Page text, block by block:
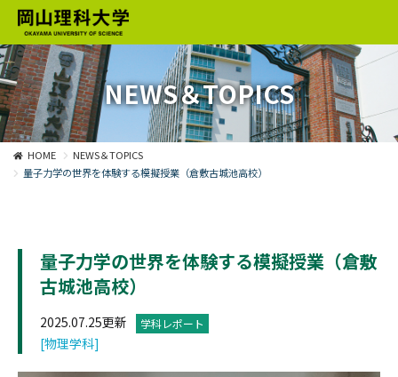
NEWS＆TOPICS
HOME
NEWS＆TOPICS
量子力学の世界を体験する模擬授業（倉敷古城池高校）
量子力学の世界を体験する模擬授業（倉敷
古城池高校）
2025.07.25更新 学科レポート
[物理学科]